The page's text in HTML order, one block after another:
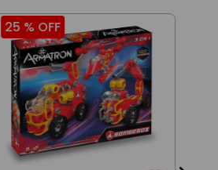
25 % OFF